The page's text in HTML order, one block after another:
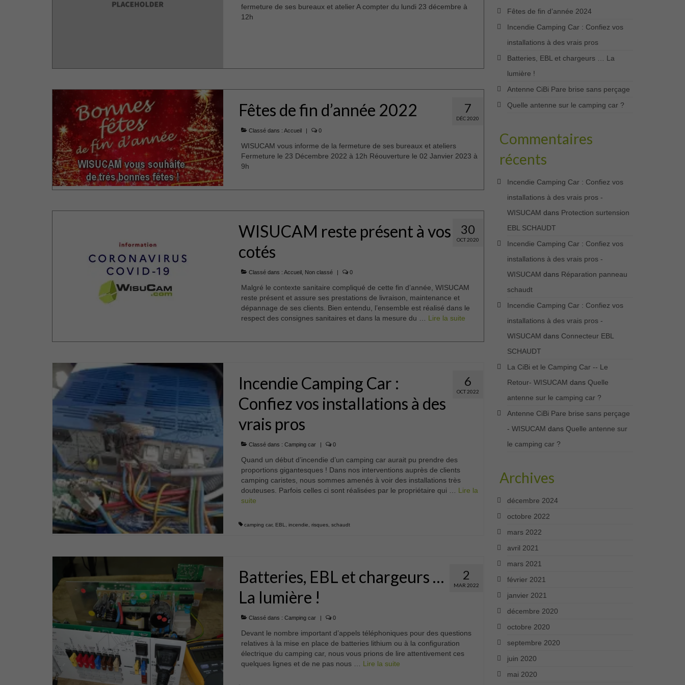
fermeture de ses bureaux et atelier A compter du lundi 23 décembre à
12h
7
DÉC 2020
Fêtes de fin d’année 2022
Classé dans : Accueil 0
WISUCAM vous informe de la fermeture de ses bureaux et ateliers
Fermeture le 23 Décembre 2022 à 12h Réouverture le 02 Janvier 2023 à
9h
30
OCT 2020
WISUCAM reste présent à vos
cotés
Classé dans : Accueil Non classé 0
Malgré le contexte sanitaire compliqué de cette fin d’année, WISUCAM
reste présent et assure ses prestations de livraison, maintenance et
dépannage de ses clients. Bien entendu, l’ensemble est réalisé dans le
respect des consignes sanitaires et dans la mesure du … Lire la suite­­
6
OCT 2022
Incendie Camping Car :
Confiez vos installations à des
vrais pros
Classé dans : Camping car 0
Quand un début d’incendie d’un camping car aurait pu prendre des
proportions gigantesques ! Dans nos interventions auprès de clients
camping caristes, nous sommes amenés à voir des installations très
douteuses. Parfois celles ci sont réalisées par le propriétaire qui … Lire la
suite­­
camping car, EBL, incendie, risques, schaudt
2
MAR 2022
Batteries, EBL et chargeurs …
La lumière !
Classé dans : Camping car 0
Devant le nombre important d’appels téléphoniques pour des questions
relatives à la mise en place de batteries lithium ou à la configuration
électrique du camping car, nous vous prions de lire attentivement ces
quelques lignes et de ne pas nous … Lire la suite­­
Fêtes de fin d’année 2024
Incendie Camping Car : Confiez vos
installations à des vrais pros
Batteries, EBL et chargeurs … La
lumière !
Antenne CiBi Pare brise sans perçage
Quelle antenne sur le camping car ?
Commentaires
récents
Incendie Camping Car : Confiez vos
installations à des vrais pros -
WISUCAM dans Protection surtension
EBL SCHAUDT
Incendie Camping Car : Confiez vos
installations à des vrais pros -
WISUCAM dans Réparation panneau
schaudt
Incendie Camping Car : Confiez vos
installations à des vrais pros -
WISUCAM dans Connecteur EBL
SCHAUDT
La CiBi et le Camping Car -- Le
Retour- WISUCAM dans Quelle
antenne sur le camping car ?
Antenne CiBi Pare brise sans perçage
- WISUCAM dans Quelle antenne sur
le camping car ?
Archives
décembre 2024
octobre 2022
mars 2022
avril 2021
mars 2021
février 2021
janvier 2021
décembre 2020
octobre 2020
septembre 2020
juin 2020
mai 2020